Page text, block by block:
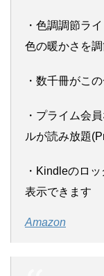
・色調調節ラ
色の暖かさを
・数千冊がこ
・プライム会
ルが読み放題
・Kindleのロ
表示できます
Amazon